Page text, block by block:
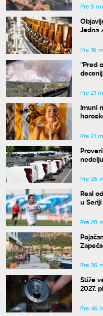
Pre 5
Jedna
Pre 16
"Pred
Pre 21
Imuni
Pre 21
Pre 26
Real
u
Pre 28
Pre 36
Stiže
2027.
Pre 46